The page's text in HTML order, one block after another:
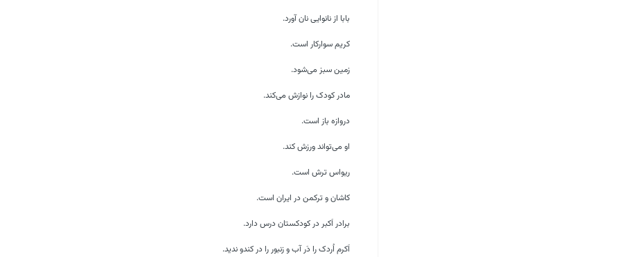
بابا از نانوایی نان آورد.
کریم سوارکار است.
زمین سبز می‌شود.
مادر کودک را نوازش می‌کند.
دروازه باز است.
او می‌تواند ورزش کند.
ریواس ترش است.
کاشان و ترکمن در ایران است.
برادر اَکبر در کودکستان درس دارد.
اَکرم اُردک را دَر آب و زنبور را در کندو ندید.